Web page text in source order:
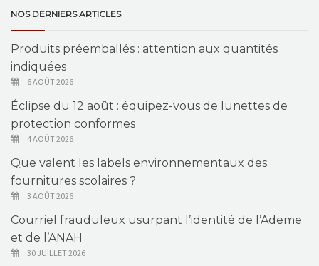
NOS DERNIERS ARTICLES
Produits préemballés : attention aux quantités
indiquées
6 AOÛT 2026
Éclipse du 12 août : équipez-vous de lunettes de
protection conformes
4 AOÛT 2026
Que valent les labels environnementaux des
fournitures scolaires ?
3 AOÛT 2026
Courriel frauduleux usurpant l’identité de l’Ademe
et de l’ANAH
30 JUILLET 2026